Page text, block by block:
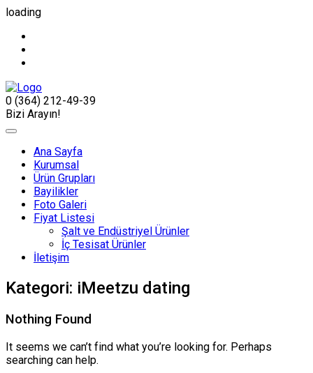
loading
0 (364) 212-49-39
Bizi Arayın!
Ana Sayfa
Kurumsal
Ürün Grupları
Bayilikler
Foto Galeri
Fiyat Listesi
Şalt ve Endüstriyel Ürünler
İç Tesisat Ürünler
İletişim
Kategori: iMeetzu dating
Nothing Found
It seems we can’t find what you’re looking for. Perhaps
searching can help.